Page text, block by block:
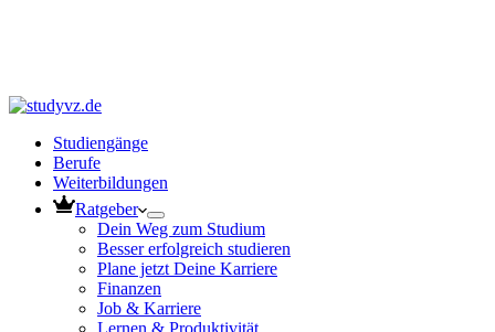
Studiengänge
Berufe
Weiterbildungen
Ratgeber
Dein Weg zum Studium
Besser erfolgreich studieren
Plane jetzt Deine Karriere
Finanzen
Job & Karriere
Lernen & Produktivität